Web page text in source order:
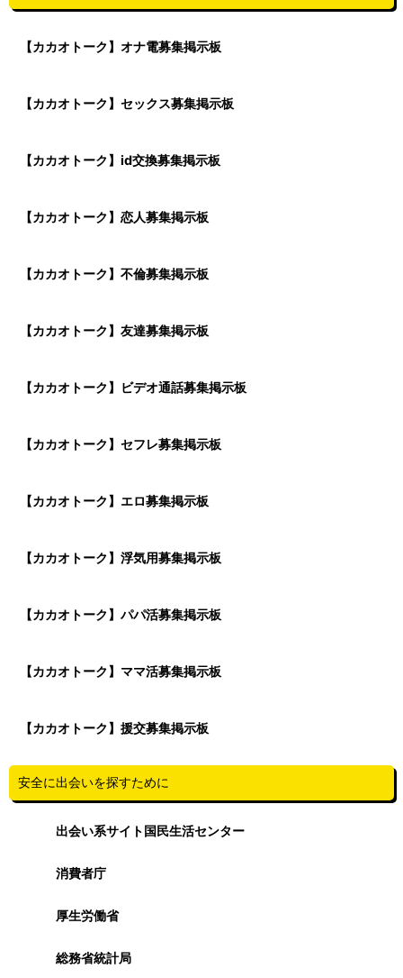
【カカオトーク】オナ電募集掲示板
【カカオトーク】セックス募集掲示板
【カカオトーク】id交換募集掲示板
【カカオトーク】恋人募集掲示板
【カカオトーク】不倫募集掲示板
【カカオトーク】友達募集掲示板
【カカオトーク】ビデオ通話募集掲示板
【カカオトーク】セフレ募集掲示板
【カカオトーク】エロ募集掲示板
【カカオトーク】浮気用募集掲示板
【カカオトーク】パパ活募集掲示板
【カカオトーク】ママ活募集掲示板
【カカオトーク】援交募集掲示板
安全に出会いを探すために
出会い系サイト国民生活センター
消費者庁
厚生労働省
総務省統計局